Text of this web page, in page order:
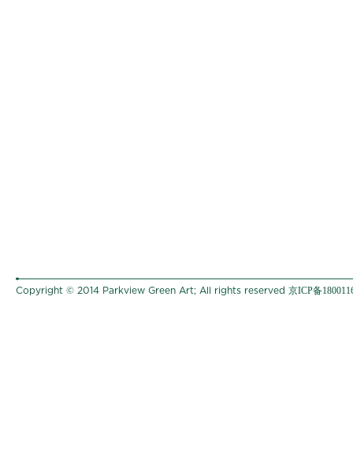
Copyright © 2014 Parkview Green Art; All rights reserved 京ICP备